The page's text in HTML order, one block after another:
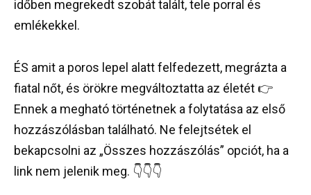
időben megrekedt szobát talált, tele porral és
emlékekkel.
ÉS amit a poros lepel alatt felfedezett, megrázta a
fiatal nőt, és örökre megváltoztatta az életét 👉
Ennek a megható történetnek a folytatása az első
hozzászólásban található. Ne felejtsétek el
bekapcsolni az „Összes hozzászólás” opciót, ha a
link nem jelenik meg. 👇👇👇